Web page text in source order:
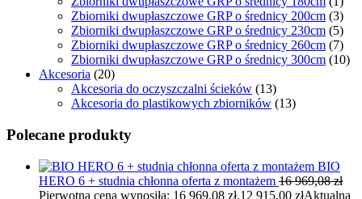
Zbiorniki dwupłaszczowe GRP o średnicy 200cm (3)
Zbiorniki dwupłaszczowe GRP o średnicy 230cm (5)
Zbiorniki dwupłaszczowe GRP o średnicy 260cm (7)
Zbiorniki dwupłaszczowe GRP o średnicy 300cm (10)
Akcesoria (20)
Akcesoria do oczyszczalni ścieków (13)
Akcesoria do plastikowych zbiorników (13)
Polecane produkty
BIO
HERO 6 + studnia chłonna oferta z montażem 16 969,08zł
Pierwotna cena wynosiła: 16 969,08 zł.12 915,00 złAktualna